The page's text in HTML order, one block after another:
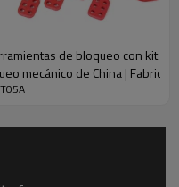
de bloqueo con kit
mecánico de China |